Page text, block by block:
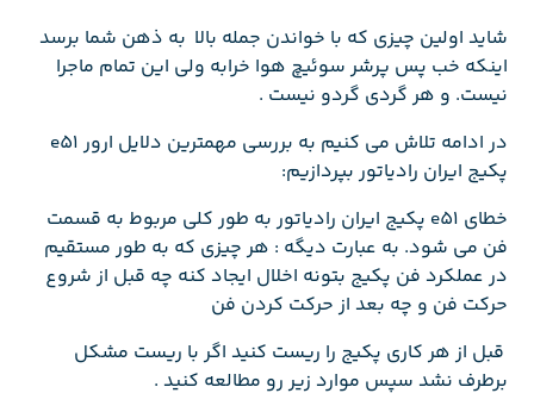
شاید اولین چیزی که با خواندن جمله بالا به ذهن شما برسد
اینکه خب پس پرشر سوئیچ هوا خرابه ولی این تمام ماجرا
نیست. و هر گردی گردو نیست .
در ادامه تلاش می کنیم به بررسی مهمترین دلایل ارور e51
پکیج ایران رادیاتور بپردازیم:
خطای e51 پکیج ایران رادیاتور به طور کلی مربوط به قسمت
فن می شود. به عبارت دیگه : هر چیزی که به طور مستقیم
در عملکرد فن پکیج بتونه اخلال ایجاد کنه چه قبل از شروع
حرکت فن و چه بعد از حرکت کردن فن
قبل از هر کاری پکیج را ریست کنید اگر با ریست مشکل
برطرف نشد سپس موارد زیر رو مطالعه کنید .